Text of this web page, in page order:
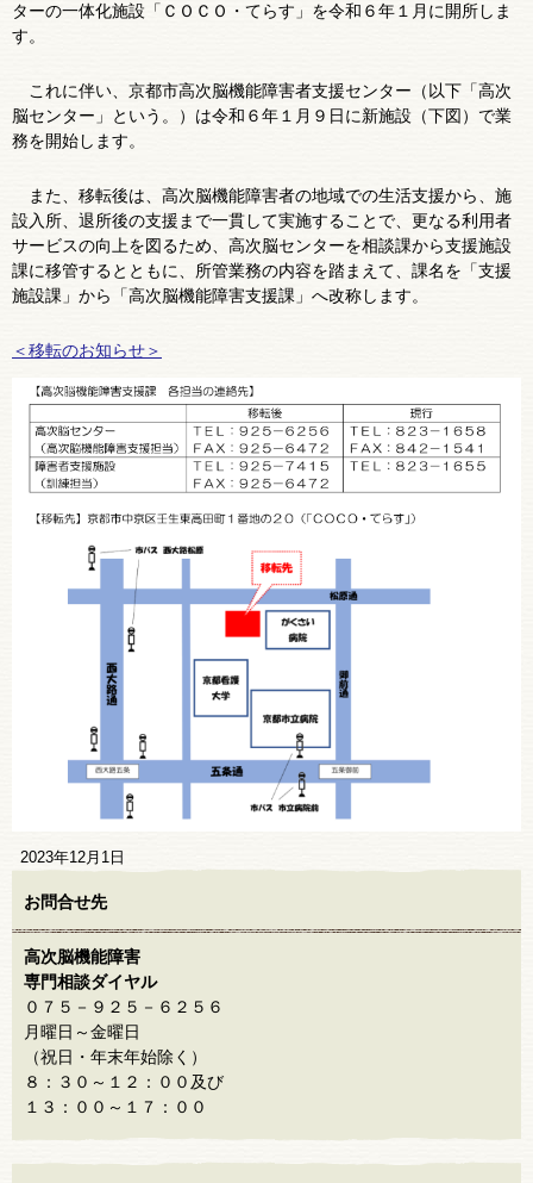
ターの一体化施設「ＣＯＣＯ・てらす」を令和６年１月に開所しま
す。
これに伴い、京都市高次脳機能障害者支援センター（以下「高次
脳センター」という。）は令和６年１月９日に新施設（下図）で業
務を開始します。
また、移転後は、高次脳機能障害者の地域での生活支援から、施
設入所、退所後の支援まで一貫して実施することで、更なる利用者
サービスの向上を図るため、高次脳センターを相談課から支援施設
課に移管するとともに、所管業務の内容を踏まえて、課名を「支援
施設課」から「高次脳機能障害支援課」へ改称します。
＜移転のお知らせ＞
2023年12月1日
お問合せ先
高次脳機能障害
専門相談ダイヤル
０７５－９２５－６２５６
月曜日～金曜日
（祝日・年末年始除く）
８：３０～１２：００及び
１３：００～１７：００